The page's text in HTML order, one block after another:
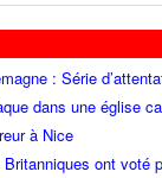
: Série
dans une église
à Nice
Britanniques ont voté